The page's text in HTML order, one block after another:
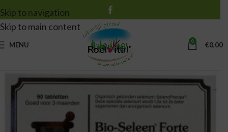
Skip to navigation
Skip to main content
MENU 0 €0,00